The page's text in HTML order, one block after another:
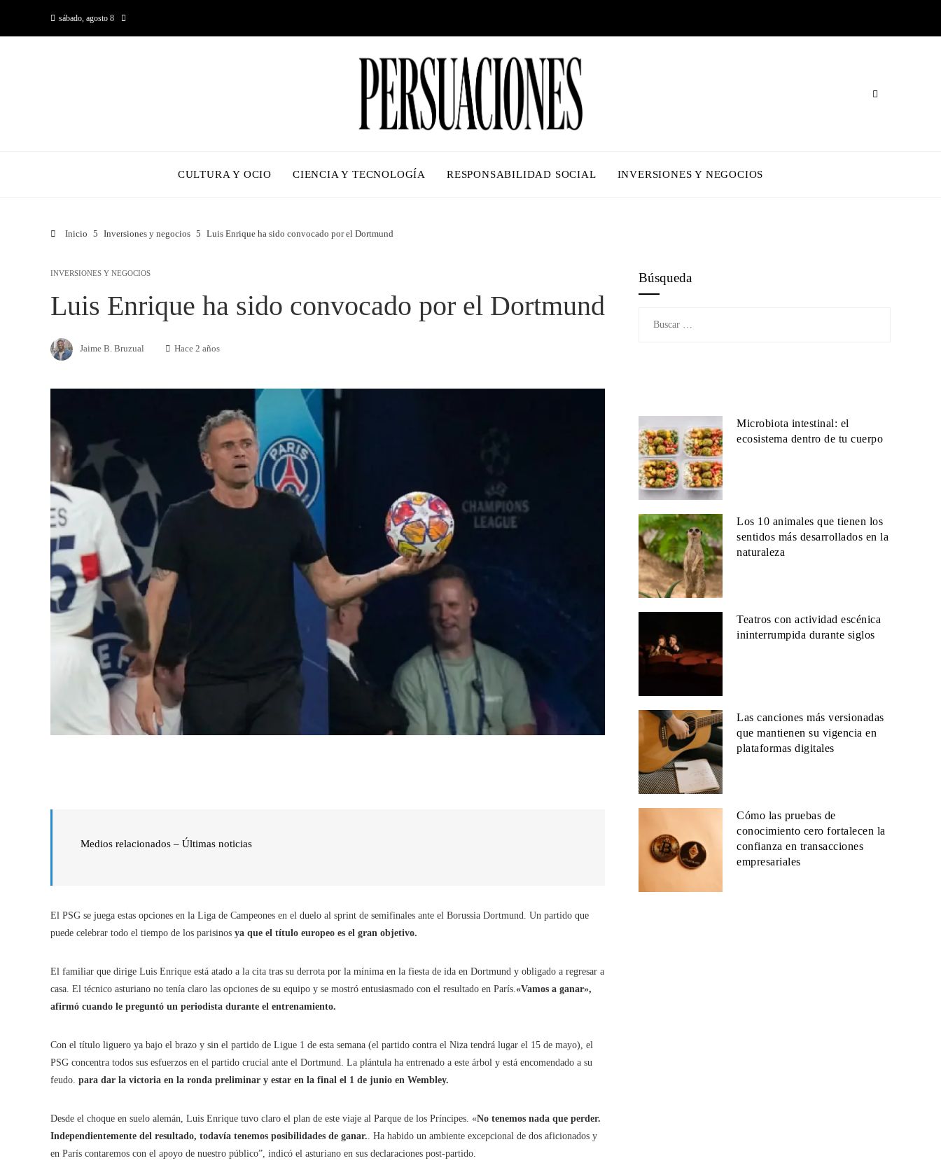
sábado, agosto 8
CULTURA Y OCIO CIENCIA Y TECNOLOGÍA RESPONSABILIDAD SOCIAL INVERSIONES Y NEGOCIOS
Inicio Inversiones y negocios Luis Enrique ha sido convocado por el Dortmund
INVERSIONES Y NEGOCIOS
Luis Enrique ha sido convocado por el Dortmund
Jaime B. Bruzual Hace 2 años
Medios relacionados – Últimas noticias
El PSG se juega estas opciones en la Liga de Campeones en el duelo al sprint de semifinales ante el Borussia Dortmund. Un partido que
puede celebrar todo el tiempo de los parisinos ya que el título europeo es el gran objetivo.
El familiar que dirige Luis Enrique está atado a la cita tras su derrota por la mínima en la fiesta de ida en Dortmund y obligado a regresar a
casa. El técnico asturiano no tenía claro las opciones de su equipo y se mostró entusiasmado con el resultado en París.«Vamos a ganar»,
afirmó cuando le preguntó un periodista durante el entrenamiento.
Con el título liguero ya bajo el brazo y sin el partido de Ligue 1 de esta semana (el partido contra el Niza tendrá lugar el 15 de mayo), el
PSG concentra todos sus esfuerzos en el partido crucial ante el Dortmund. La plántula ha entrenado a este árbol y está encomendado a su
feudo. para dar la victoria en la ronda preliminar y estar en la final el 1 de junio en Wembley.
Desde el choque en suelo alemán, Luis Enrique tuvo claro el plan de este viaje al Parque de los Príncipes. «No tenemos nada que perder.
Independientemente del resultado, todavía tenemos posibilidades de ganar.. Ha habido un ambiente excepcional de dos aficionados y
en París contaremos con el apoyo de nuestro público”, indicó el asturiano en sus declaraciones post-partido.
Búsqueda
Microbiota intestinal: el
ecosistema dentro de tu cuerpo
Los 10 animales que tienen los
sentidos más desarrollados en la
naturaleza
Teatros con actividad escénica
ininterrumpida durante siglos
Las canciones más versionadas
que mantienen su vigencia en
plataformas digitales
Cómo las pruebas de
conocimiento cero fortalecen la
confianza en transacciones
empresariales